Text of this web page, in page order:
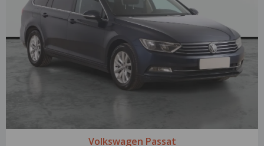
Volkswagen Passat